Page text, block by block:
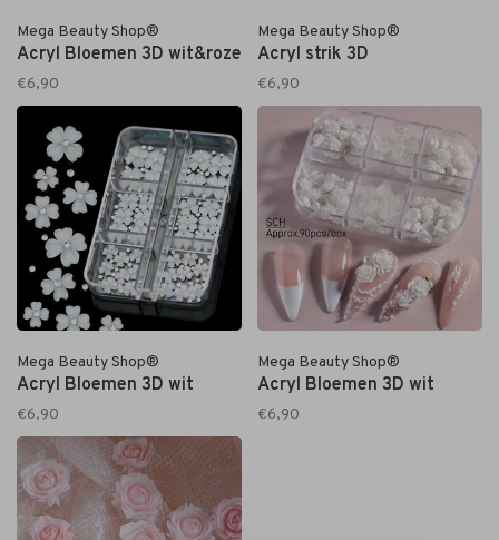
Mega Beauty Shop®
Acryl Bloemen 3D wit&roze
€6,90
Mega Beauty Shop®
Acryl strik 3D
€6,90
Mega Beauty Shop®
Acryl Bloemen 3D wit
€6,90
Mega Beauty Shop®
Acryl Bloemen 3D wit
€6,90